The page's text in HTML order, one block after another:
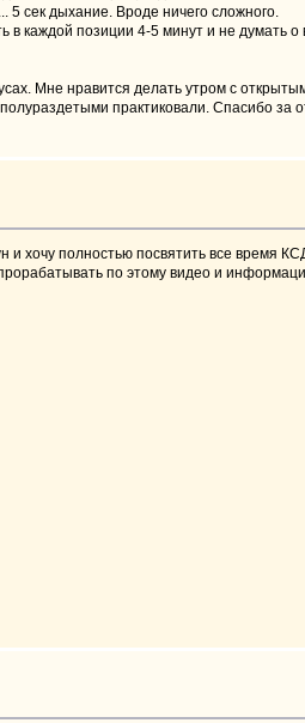
5 сек дыхание. Вроде ничего сложного.
каждой позиции 4-5 минут и не думать о
Мне нравится делать утром с
практиковали. Спасибо за
хочу полностью посвятить все время
по этому видео и